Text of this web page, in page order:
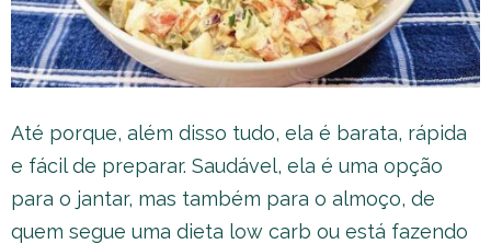
Até porque, além disso tudo, ela é barata, rápida
e fácil de preparar. Saudável, ela é uma opção
para o jantar, mas também para o almoço, de
quem segue uma dieta low carb ou está fazendo